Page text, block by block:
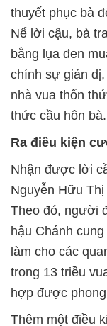
thuyết phục bà
Nể lời cậu, bà
bằng lụa đen
chính sự giản
nhà vua thổn
thức cầu hôn bà.
Ra điều kiện
Nhận được lời
Nguyễn Hữu
Theo đó, người
hậu Chánh
làm cho các
trong 13 triều
hợp được
Thêm một điều